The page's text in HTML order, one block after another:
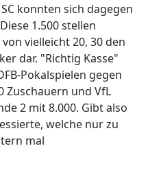
konnten sich dagegen
1.500 stellen
vielleicht 20, 30 den
dar. "Richtig Kasse"
Pokalspielen gegen
Zuschauern und VfL
2 mit 8.000. Gibt also
welche nur zu
mal